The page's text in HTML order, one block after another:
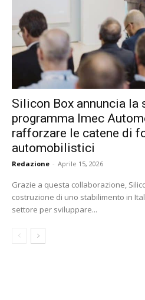
Silicon Box annuncia la
programma Imec
rafforzare le catene di
automobilistici
Redazione - Aprile 15, 2026
Grazie a questa collaborazione,
costruzione di uno stabilimento in
settore per sviluppare...